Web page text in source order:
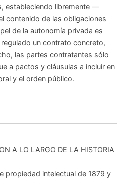
estableciendo libremente —
contenido de las obligaciones
de la autonomía privada es
un contrato concreto,
las partes contratantes sólo
a pactos y cláusulas a incluir en
y el orden público.
A LO LARGO DE LA HISTORIA
propiedad intelectual de 1879 y